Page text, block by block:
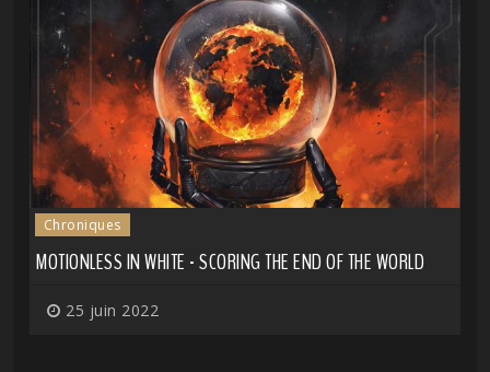
Chroniques
MOTIONLESS IN WHITE - SCORING THE END OF THE WORLD
25 juin 2022